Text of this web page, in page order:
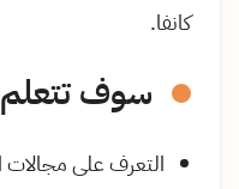
كانفا.
سوف
التعرف على مجالات